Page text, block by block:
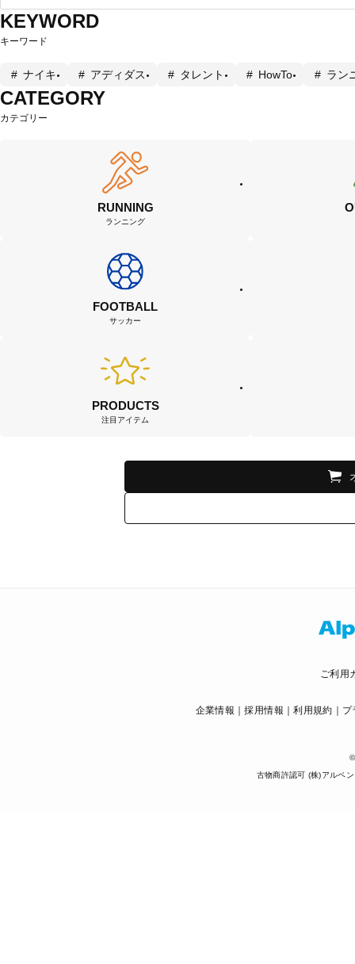
KEYWORD
キーワード
ナイキ アディダス タレント HowTo ラン
CATEGORY
カテゴリー
RUNNING
ランニング
FOOTBALL
サッカー
PRODUCTS
注目アイテム
ご利用
企業情報 採用情報 利用規約 プ
古物商許認可 (株)アルペ